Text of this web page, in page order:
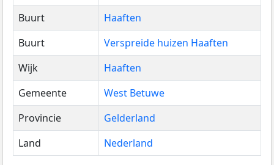
Buurt
Haaften
Buurt
Verspreide huizen Haaften
Wijk
Haaften
Gemeente
West Betuwe
Provincie
Gelderland
Land
Nederland